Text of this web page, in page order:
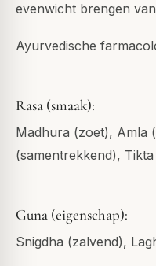
evenwicht brengen
Ayurvedische
Rasa (smaak):
Madhura (zoet), Amla
(samentrekkend),
Guna (eigenschap):
Snigdha (zalvend),